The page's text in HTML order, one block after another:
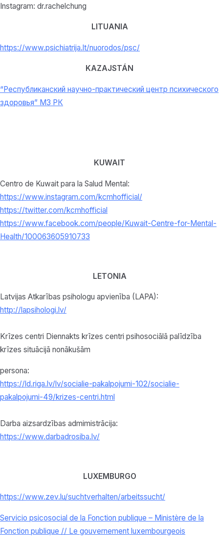
Instagram: dr.rachelchung
LITUANIA
https://www.psichiatrija.lt/nuorodos/psc/
KAZAJSTÁN
“Республиканский научно-практический центр психического
здоровья” МЗ РК
KUWAIT
Centro de Kuwait para la Salud Mental:
https://www.instagram.com/kcmhofficial/
https://twitter.com/kcmhofficial
https://www.facebook.com/people/Kuwait-Centre-for-Mental-
Health/100063605910733
LETONIA
Latvijas Atkarības psihologu apvienība (LAPA):
http://lapsihologi.lv/
Krīzes centri Diennakts krīzes centri psihosociālā palīdzība
krīzes situācijā nonākušām
persona:
https://ld.riga.lv/lv/socialie-pakalpojumi-102/socialie-
pakalpojumi-49/krizes-centri.html
Darba aizsardzības admimistrācija:
https://www.darbadrosiba.lv/
LUXEMBURGO
https://www.zev.lu/suchtverhalten/arbeitssucht/
Servicio psicosocial de la Fonction publique – Ministère de la
Fonction publique // Le gouvernement luxembourgeois